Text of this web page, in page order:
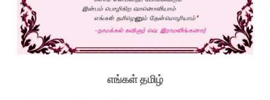
எங்கள் தமிழ்